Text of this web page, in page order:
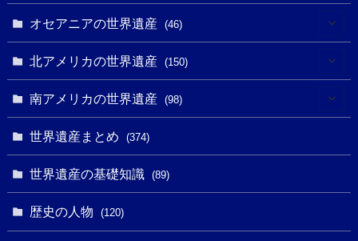
(10)
(10)
(3)
(1)
(43)
(8)
(1)
(32)
(13)
オセアニアの世界遺産 (46)
(25)
(6)
(1)
北アメリカの世界遺産 (150)
(31)
(27)
南アメリカの世界遺産 (98)
(4)
世界遺産まとめ (374)
世界遺産の基礎知識 (89)
歴史の人物 (120)